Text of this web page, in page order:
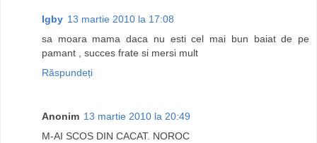
Igby 13 martie 2010 la 17:08
sa moara mama daca nu esti cel mai bun baiat de pe
pamant , succes frate si mersi mult
Răspundeți
Anonim 13 martie 2010 la 20:49
M-AI SCOS DIN CACAT. NOROC